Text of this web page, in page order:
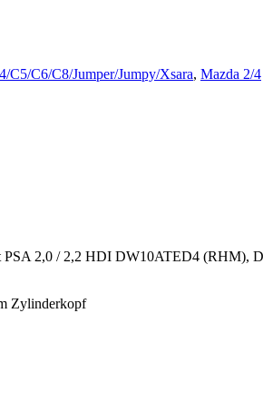
C5/C6/C8/Jumper/Jumpy/Xsara, Mazda 2/4
PSA 2,0 / 2,2 HDI DW10ATED4
Zylinderkopf